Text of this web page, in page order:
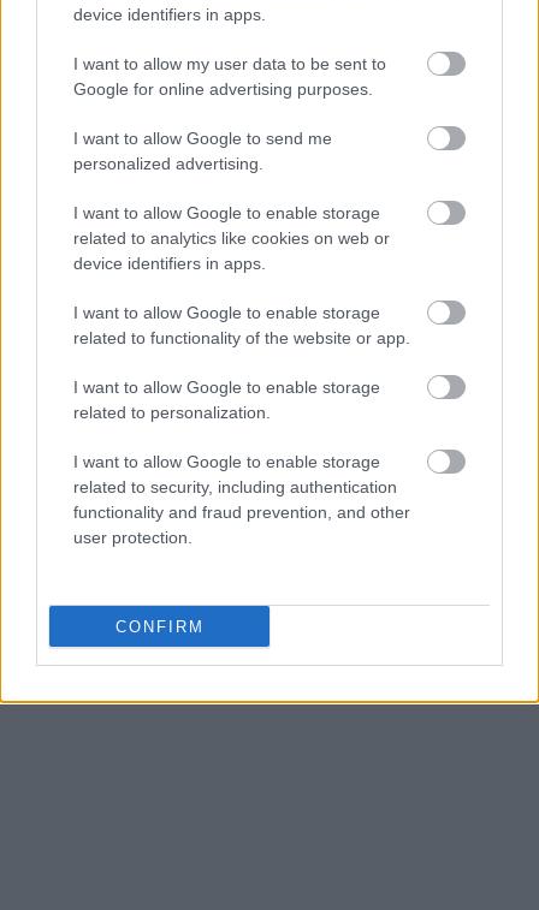
device identifiers in apps.
I want to allow my user data to be sent to
Google for online advertising purposes.
I want to allow Google to send me
personalized advertising.
I want to allow Google to enable storage
related to analytics like cookies on web or
device identifiers in apps.
I want to allow Google to enable storage
related to functionality of the website or app.
I want to allow Google to enable storage
related to personalization.
I want to allow Google to enable storage
related to security, including authentication
functionality and fraud prevention, and other
user protection.
CONFIRM
Zacznij pisać, żeby zobaczyć wyniki lub przyciśnij ESC,
by zamknąć
ZOBACZ WSZYSTKIE WYNIKI
SUBSCRIBE
A customizable modal perfect for newsletters
[mc4wp_form id="496"]